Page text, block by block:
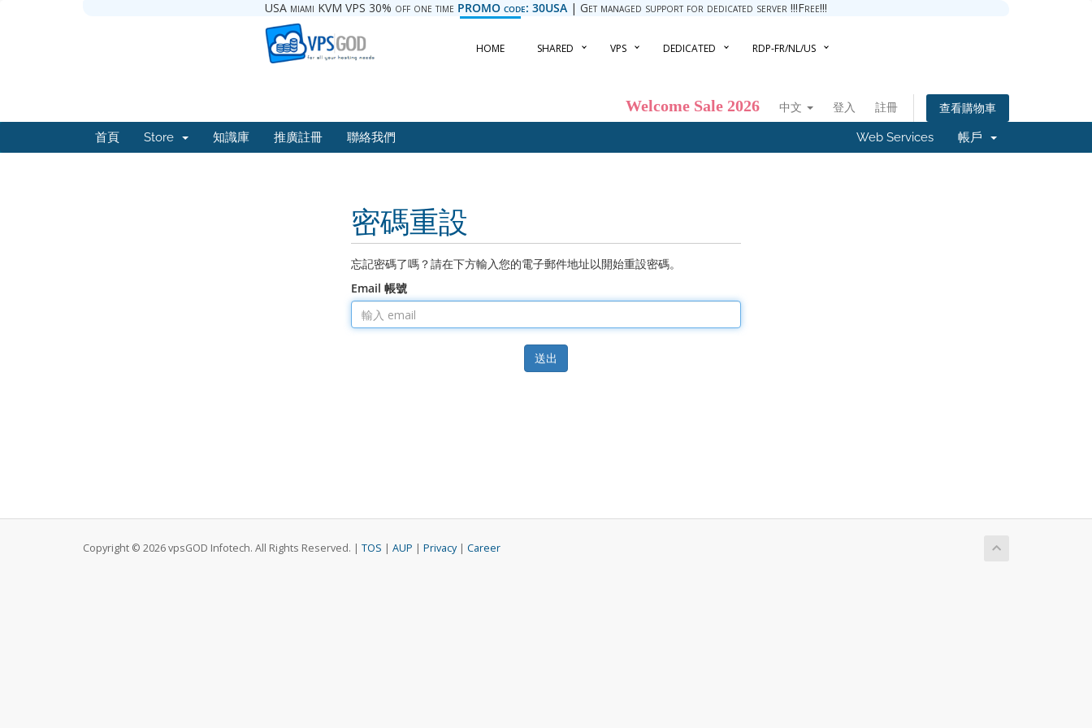
USA miami KVM VPS 30% off one time PROMO code: 30USA | Get managed support for dedicated server !!!Free!!!
HOME SHARED VPS DEDICATED RDP-FR/NL/US
Welcome Sale 2026 中文 登入 註冊 查看購物車
首頁 Store 知識庫 推廣註冊 聯絡我們 Web Services 帳戶
密碼重設
忘記密碼了嗎？請在下方輸入您的電子郵件地址以開始重設密碼。
Email 帳號
送出
Copyright © 2026 vpsGOD Infotech. All Rights Reserved. | TOS | AUP | Privacy| Career